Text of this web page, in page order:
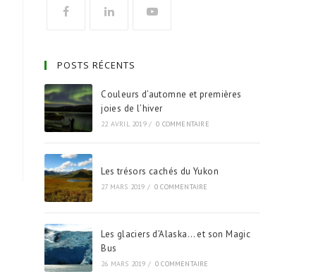
POSTS RÉCENTS
Couleurs d’automne et premières
joies de l’hiver
22 AVRIL 2019 / 0 COMMENTAIRE
Les trésors cachés du Yukon
27 MARS 2019 / 0 COMMENTAIRE
Les glaciers d’Alaska… et son Magic
Bus
26 MARS 2019 / 0 COMMENTAIRE